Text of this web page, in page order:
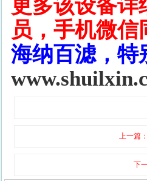
更多该设备
员，手机微信
海纳百滤，特
上一篇
下